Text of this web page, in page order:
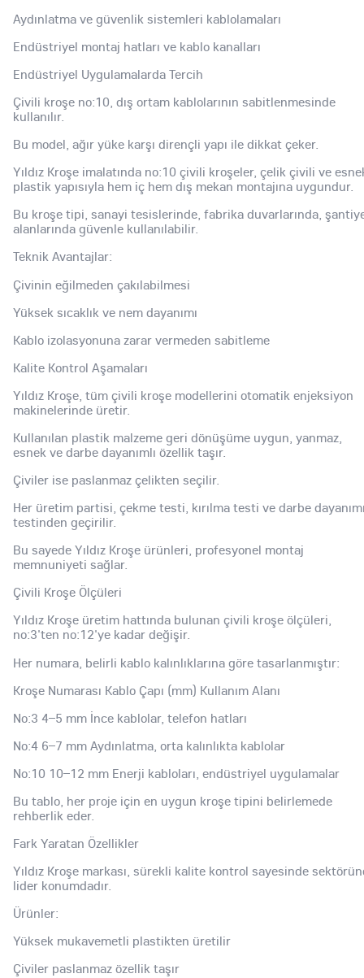
Aydınlatma ve güvenlik sistemleri kablolamaları
Endüstriyel montaj hatları ve kablo kanalları
Endüstriyel Uygulamalarda Tercih
Çivili kroşe no:10, dış ortam kablolarının sabitlenmesinde
kullanılır.
Bu model, ağır yüke karşı dirençli yapı ile dikkat çeker.
Yıldız Kroşe imalatında no:10 çivili kroşeler, çelik çivili ve
plastik yapısıyla hem iç hem dış mekan montajına uygundur.
Bu kroşe tipi, sanayi tesislerinde, fabrika duvarlarında,
alanlarında güvenle kullanılabilir.
Teknik Avantajlar:
Çivinin eğilmeden çakılabilmesi
Yüksek sıcaklık ve nem dayanımı
Kablo izolasyonuna zarar vermeden sabitleme
Kalite Kontrol Aşamaları
Yıldız Kroşe, tüm çivili kroşe modellerini otomatik enjeksiyon
makinelerinde üretir.
Kullanılan plastik malzeme geri dönüşüme uygun, yanmaz,
esnek ve darbe dayanımlı özellik taşır.
Çiviler ise paslanmaz çelikten seçilir.
Her üretim partisi, çekme testi, kırılma testi ve darbe
testinden geçirilir.
Bu sayede Yıldız Kroşe ürünleri, profesyonel montaj
memnuniyeti sağlar.
Çivili Kroşe Ölçüleri
Yıldız Kroşe üretim hattında bulunan çivili kroşe ölçüleri,
no:3'ten no:12'ye kadar değişir.
Her numara, belirli kablo kalınlıklarına göre tasarlanmıştır:
Kroşe Numarası Kablo Çapı (mm) Kullanım Alanı
No:3 4–5 mm İnce kablolar, telefon hatları
No:4 6–7 mm Aydınlatma, orta kalınlıkta kablolar
No:10 10–12 mm Enerji kabloları, endüstriyel uygulamalar
Bu tablo, her proje için en uygun kroşe tipini belirlemede
rehberlik eder.
Fark Yaratan Özellikler
Yıldız Kroşe markası, sürekli kalite kontrol sayesinde
lider konumdadır.
Ürünler:
Yüksek mukavemetli plastikten üretilir
Çiviler paslanmaz özellik taşır